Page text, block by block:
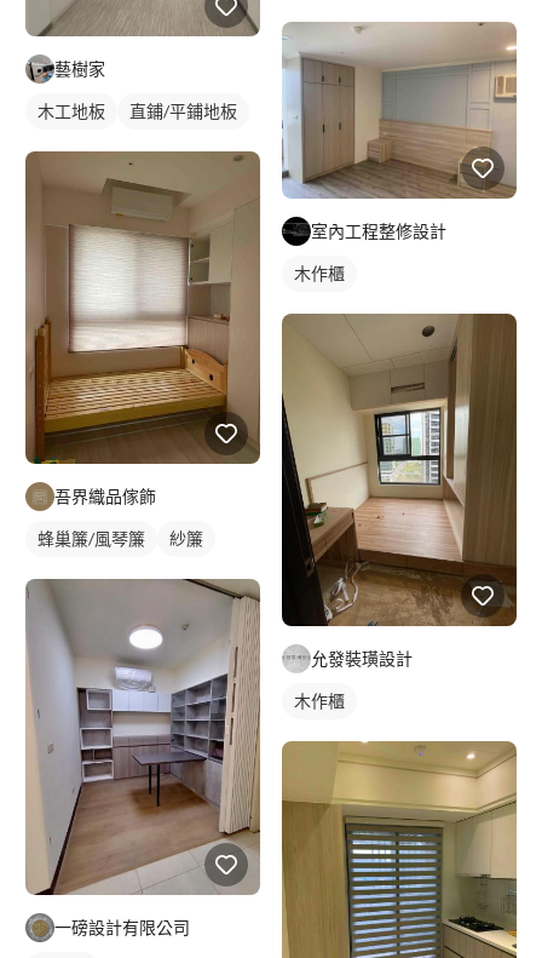
藝樹家
木工地板 直鋪/平鋪地板
吾界織品傢飾
蜂巢簾/風琴簾 紗簾
一磅設計有限公司
室內工程整修設計
木作櫃
允發裝璜設計
木作櫃